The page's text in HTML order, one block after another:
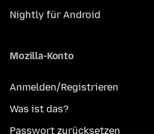
Nightly für Android
Mozilla-Konto
Anmelden/Registrieren
Was ist das?
Passwort zurücksetzen